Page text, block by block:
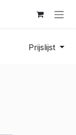
Prijslijst